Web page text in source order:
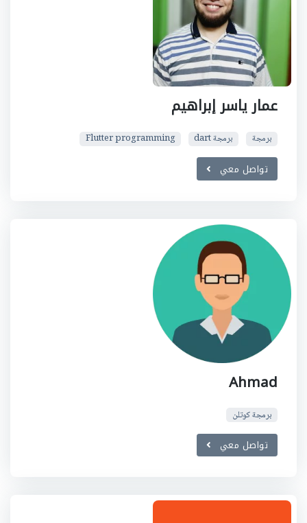
عمار ياسر إبراهيم
برمجة برمجة dart Flutter programming
تواصل معي
Ahmad
برمجة كوتلن
تواصل معي